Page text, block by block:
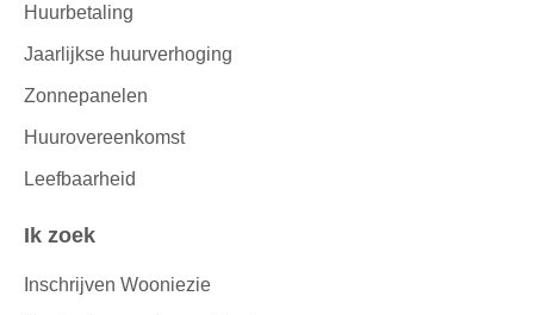
Huurbetaling
Jaarlijkse huurverhoging
Zonnepanelen
Huurovereenkomst
Leefbaarheid
Ik zoek
Inschrijven Wooniezie